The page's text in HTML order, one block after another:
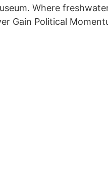
Where
Gain Political